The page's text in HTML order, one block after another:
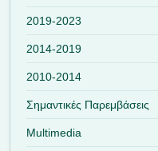
2019-2023
2014-2019
2010-2014
Σημαντικές Παρεμβάσεις
Multimedia